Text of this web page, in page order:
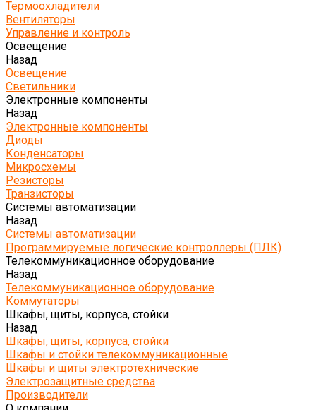
Термоохладители
Вентиляторы
Управление и контроль
Освещение
Назад
Освещение
Светильники
Электронные компоненты
Назад
Электронные компоненты
Диоды
Конденсаторы
Микросхемы
Резисторы
Транзисторы
Системы автоматизации
Назад
Системы автоматизации
Программируемые логические контроллеры (ПЛК)
Телекоммуникационное оборудование
Назад
Телекоммуникационное оборудование
Коммутаторы
Шкафы, щиты, корпуса, стойки
Назад
Шкафы, щиты, корпуса, стойки
Шкафы и стойки телекоммуникационные
Шкафы и щиты электротехнические
Электрозащитные средства
Производители